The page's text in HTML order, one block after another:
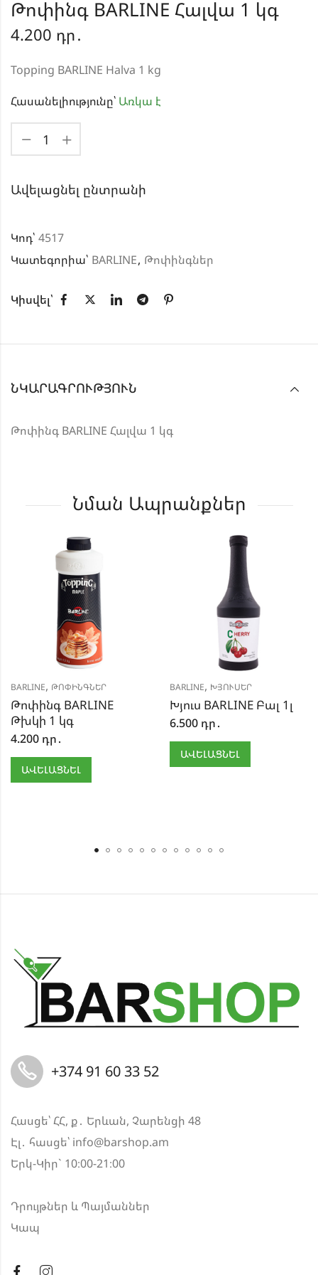
Թոփինգ BARLINE Հալվա 1 կգ
4.200 դր․
Topping BARLINE Halva 1 kg
Հասանելիությունը՝ Առկա է
Ավելացնել ընտրանի
Կոդ՝ 4517
Կատեգորիա՝ BARLINE, Թոփինգներ
Կիսվել՝
ՆԿԱՐԱԳՐՈՒԹՅՈՒՆ
Թոփինգ BARLINE Հալվա 1 կգ
Նման Ապրանքներ
BARLINE, ԹՈՓԻՆԳՆԵՐ
Թոփինգ BARLINE
Թխկի 1 կգ
4.200 դր․
ԱՎԵԼԱՑՆԵԼ
BARLINE, ԽՅՈՒՍԵՐ
Խյուս BARLINE Բալ 1լ
6.500 դր․
ԱՎԵԼԱՑՆԵԼ
+374 91 60 33 52
Հասցե՝ ՀՀ, ք․ Երևան, Չարենցի 48
Էլ․ հասցե՝ info@barshop.am
Երկ-Կիր` 10։00-21։00
Դրույթներ և Պայմաններ
Կապ